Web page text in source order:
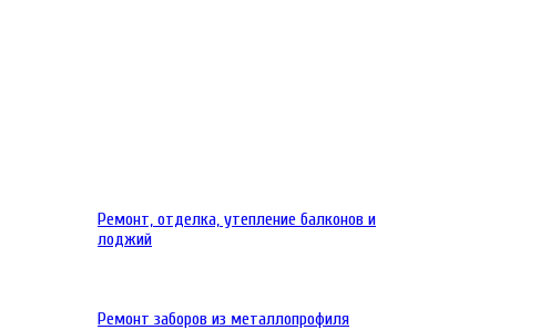
Ремонт, отделка, утепление балконов и
лоджий
Ремонт заборов из металлопрофиля